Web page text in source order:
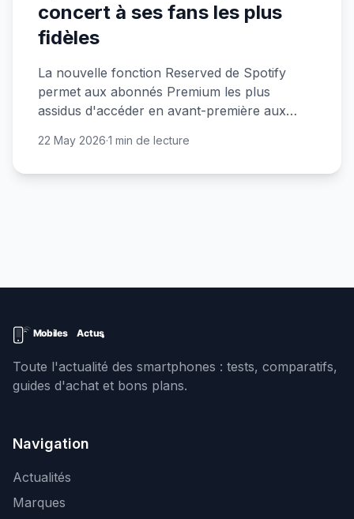
concert à ses fans les plus
fidèles
La nouvelle fonction Reserved de Spotify
permet aux abonnés Premium les plus
assidus d'accéder en avant-première aux
22 May 2026·1 min de lecture
Toute l'actualité des smartphones : tests, comparatifs,
guides d'achat et bons plans.
Navigation
Actualités
Marques